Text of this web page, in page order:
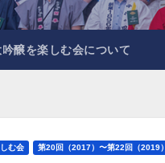
吟醸を楽しむ会について
む会 第20回（2017）〜第22回（2019）